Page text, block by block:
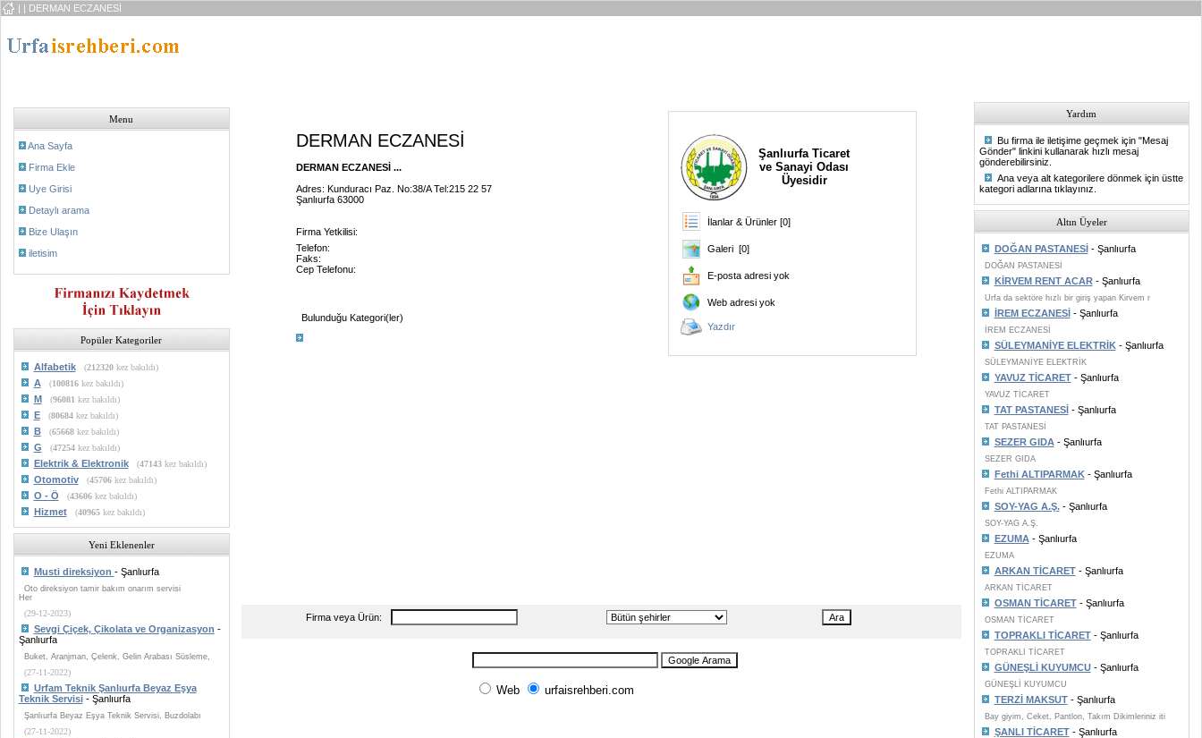
| | DERMAN ECZANESİ
Menu
Ana Sayfa
Firma Ekle
Uye Girisi
Detaylı arama
Bize Ulaşın
iletisim
Popüler Kategoriler
Alfabetik (212320kez bakıldı)
A (100816kez bakıldı)
M (96081 kez bakıldı)
E (80684kez bakıldı)
B (65668kez bakıldı)
G (47254kez bakıldı)
Elektrik & Elektronik (47143kez bakıldı)
Otomotiv (45706kez bakıldı)
O - Ö (43606kez bakıldı)
Hizmet (40965kez bakıldı)
Yeni Eklenenler
Musti direksiyon - Şanlıurfa
Oto direksiyon tamir bakım onarım servisi
Her
(29-12-2023)
Sevgi Çiçek, Çikolata ve Organizasyon -
Şanlıurfa
Buket, Aranjman, Çelenk, Gelin Arabası Süsleme,
(27-11-2022)
Urfam Teknik Şanlıurfa Beyaz Eşya
Teknik Servisi- Şanlıurfa
Şanlıurfa Beyaz Eşya Teknik Servisi, Buzdolabı
(27-11-2022)
DERMAN ECZANESİ
DERMAN ECZANESİ ...
Adres: Kunduracı Paz. No:38/A Tel:215 22 57
Şanlıurfa 63000
Firma Yetkilisi:
Telefon:
Faks:
Cep Telefonu:
Bulunduğu Kategori(ler)
Şanlıurfa Ticaret
ve Sanayi Odası
Üyesidir
İlanlar & Ürünler [0]
Galeri [0]
E-posta adresi yok
Web adresi yok
Yazdır
Firma veya Ürün:
Web urfaisrehberi.com
Yardım
Bu firma ile iletişime geçmek için "Mesaj
Gönder" linkini kullanarak hızlı mesaj
gönderebilirsiniz.
Ana veya alt kategorilere dönmek için üstte
kategori adlarına tıklayınız.
Altın Üyeler
DOĞAN PASTANESİ- Şanlıurfa
DOĞAN PASTANESİ
KİRVEM RENT ACAR- Şanlıurfa
Urfa da sektöre hızlı bir giriş yapan Kirvem r
İREM ECZANESİ- Şanlıurfa
İREM ECZANESİ
SÜLEYMANİYE ELEKTRİK- Şanlıurfa
SÜLEYMANİYE ELEKTRİK
YAVUZ TİCARET- Şanlıurfa
YAVUZ TİCARET
TAT PASTANESİ- Şanlıurfa
TAT PASTANESİ
SEZER GIDA - Şanlıurfa
SEZER GIDA
Fethi ALTIPARMAK- Şanlıurfa
Fethi ALTIPARMAK
SOY-YAG A.Ş.- Şanlıurfa
SOY-YAG A.Ş.
EZUMA - Şanlıurfa
EZUMA
ARKAN TİCARET- Şanlıurfa
ARKAN TİCARET
OSMAN TİCARET- Şanlıurfa
OSMAN TİCARET
TOPRAKLI TİCARET- Şanlıurfa
TOPRAKLI TİCARET
GÜNEŞLİ KUYUMCU- Şanlıurfa
GÜNEŞLİ KUYUMCU
TERZİ MAKSUT- Şanlıurfa
Bay giyim, Ceket, Pantlon, Takım Dikimleriniz iti
ŞANLI TİCARET- Şanlıurfa